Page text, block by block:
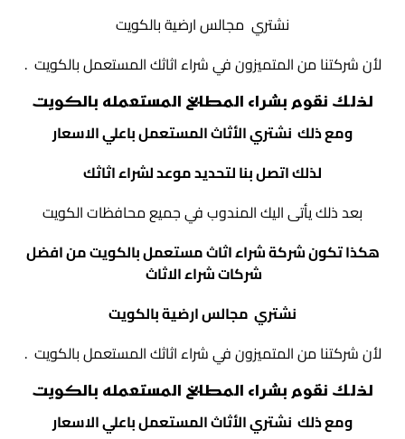
نشتري مجالس ارضية بالكويت
لأن شركتنا من المتميزون في شراء اثاثك المستعمل بالكويت .
لذلك نقوم بشراء المطابخ المستعمله بالكويت
ومع ذلك نشتري الأثاث المستعمل باعلي الاسعار
لذلك اتصل بنا لتحديد موعد لشراء اثاثك
بعد ذلك يأتى اليك المندوب في جميع محافظات الكويت
هكذا تكون شركة شراء اثاث مستعمل بالكويت من افضل
شركات شراء الاثاث
نشتري مجالس ارضية بالكويت
لأن شركتنا من المتميزون في شراء اثاثك المستعمل بالكويت .
لذلك نقوم بشراء المطابخ المستعمله بالكويت
ومع ذلك نشتري الأثاث المستعمل باعلي الاسعار